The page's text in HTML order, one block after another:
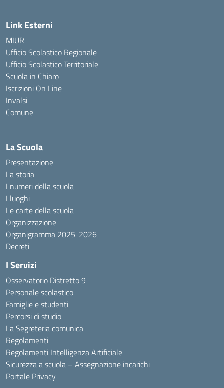
Link Esterni
MIUR
Ufficio Scolastico Regionale
Ufficio Scolastico Territoriale
Scuola in Chiaro
Iscrizioni On Line
Invalsi
Comune
La Scuola
Presentazione
La storia
I numeri della scuola
I luoghi
Le carte della scuola
Organizzazione
Organigramma 2025-2026
Decreti
I Servizi
Osservatorio Distretto 9
Personale scolastico
Famiglie e studenti
Percorsi di studio
La Segreteria comunica
Regolamenti
Regolamenti Intelligenza Artificiale
Sicurezza a scuola – Assegnazione incarichi
Portale Privacy